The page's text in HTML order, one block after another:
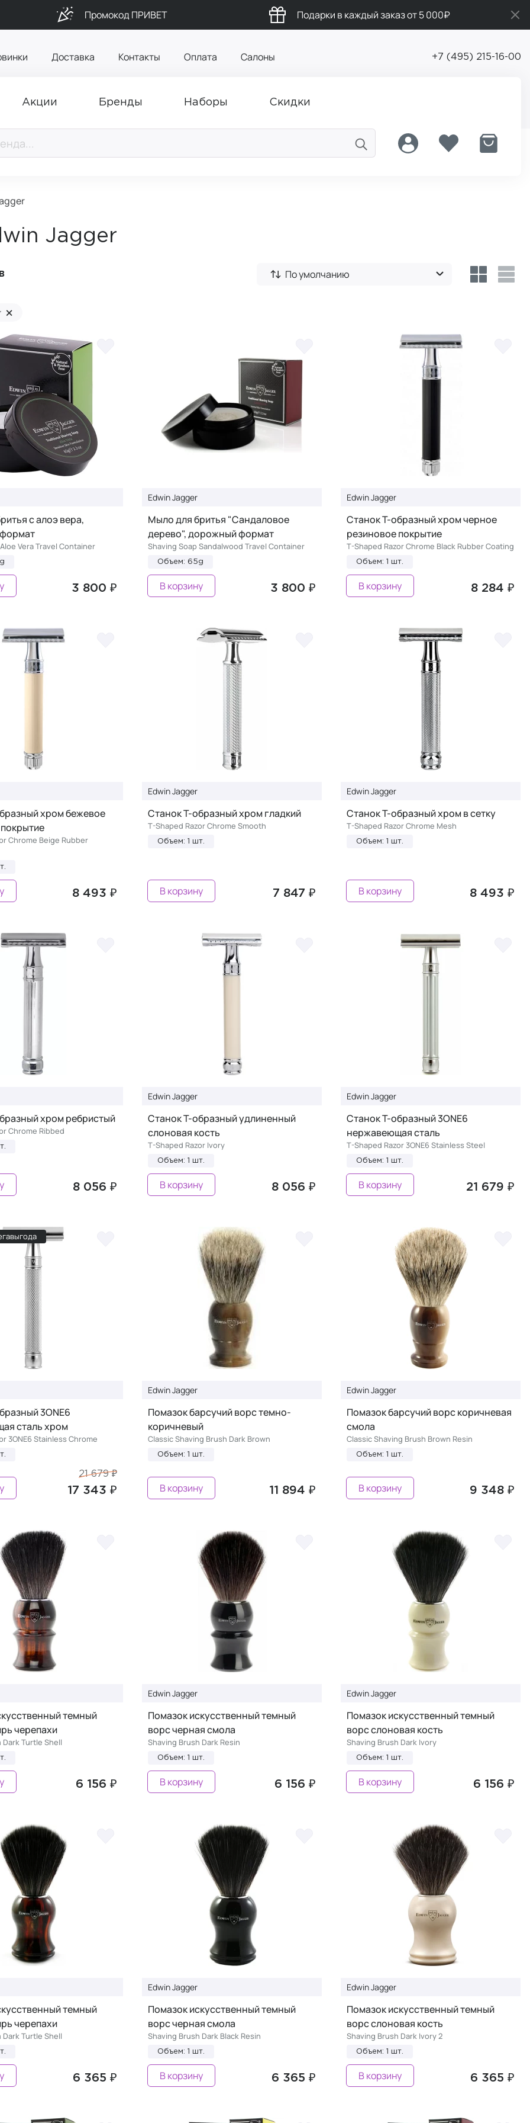
Промокод ПРИВЕТ Подарки в каждый заказ от 5 000₽
Доставка Контакты Оплата Салоны +7 (495) 215-16-00
Акции Бренды Наборы Скидки
Jagger
По умолчанию
×
с алоэ вера,
Vera Travel Container
3 800 ₽
Edwin Jagger
Мыло для бритья "Сандаловое
дерево", дорожный формат
Shaving Soap Sandalwood Travel Container
Объем: 65g
3 800 ₽
В корзину
Edwin Jagger
Станок Т-образный хром черное
резиновое покрытие
T-Shaped Razor Сhrome Black Rubber Coating
Объем: 1 шт.
8 284 ₽
В корзину
хром бежевое
Chrome Beige Rubber
8 493 ₽
Edwin Jagger
Станок Т-образный хром гладкий
T-Shaped Razor Chrome Smooth
Объем: 1 шт.
7 847 ₽
В корзину
Edwin Jagger
Станок Т-образный хром в сетку
T-Shaped Razor Chrome Mesh
Объем: 1 шт.
8 493 ₽
В корзину
хром ребристый
Chrome Ribbed
8 056 ₽
Edwin Jagger
Станок Т-образный удлиненный
слоновая кость
T-Shaped Razor Ivory
Объем: 1 шт.
8 056 ₽
В корзину
Edwin Jagger
Станок Т-образный 3ONE6
нержавеющая сталь
T-Shaped Razor 3ONE6 Stainless Steel
Объем: 1 шт.
21 679 ₽
В корзину
3ONE6
сталь хром
3ONE6 Stainless Chrome
21 679 ₽
17 343 ₽
Edwin Jagger
Помазок барсучий ворс темно-
коричневый
Classic Shaving Brush Dark Brown
Объем: 1 шт.
11 894 ₽
В корзину
Edwin Jagger
Помазок барсучий ворс коричневая
смола
Classic Shaving Brush Brown Resin
Объем: 1 шт.
9 348 ₽
В корзину
темный
черепахи
Turtle Shell
6 156 ₽
Edwin Jagger
Помазок искусственный темный
ворс черная смола
Shaving Brush Dark Resin
Объем: 1 шт.
6 156 ₽
В корзину
Edwin Jagger
Помазок искусственный темный
ворс слоновая кость
Shaving Brush Dark Ivory
Объем: 1 шт.
6 156 ₽
В корзину
темный
черепахи
Turtle Shell
6 365 ₽
Edwin Jagger
Помазок искусственный темный
ворс черная смола
Shaving Brush Dark Black Resin
Объем: 1 шт.
6 365 ₽
В корзину
Edwin Jagger
Помазок искусственный темный
ворс слоновая кость
Shaving Brush Dark Ivory 2
Объем: 1 шт.
6 365 ₽
В корзину